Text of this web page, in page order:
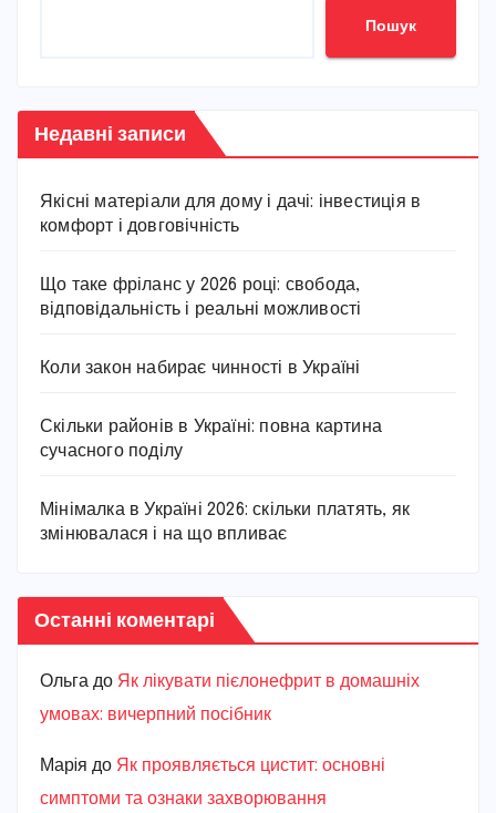
Пошук
Недавні записи
Якісні матеріали для дому і дачі: інвестиція в
комфорт і довговічність
Що таке фріланс у 2026 році: свобода,
відповідальність і реальні можливості
Коли закон набирає чинності в Україні
Скільки районів в Україні: повна картина
сучасного поділу
Мінімалка в Україні 2026: скільки платять, як
змінювалася і на що впливає
Останні коментарі
Ольга до Як лікувати пієлонефрит в домашніх
умовах: вичерпний посібник
Марiя до Як проявляється цистит: основні
симптоми та ознаки захворювання